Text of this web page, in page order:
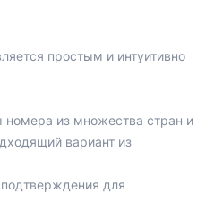
простым и интуитивно
номера из множества стран и
вариант из
для